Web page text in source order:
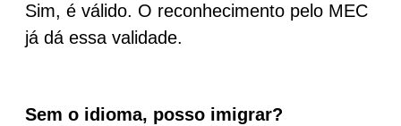
Sim, é válido. O reconhecimento pelo MEC
já dá essa validade.
Sem o idioma, posso imigrar?